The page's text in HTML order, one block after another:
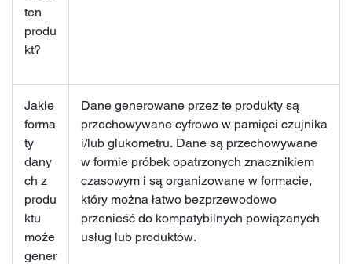
ten
produ
kt?
Jakie
forma
ty
dany
ch z
produ
ktu
może
gener
Dane generowane przez te produkty są
przechowywane cyfrowo w pamięci czujnika
i/lub glukometru. Dane są przechowywane
w formie próbek opatrzonych znacznikiem
czasowym i są organizowane w formacie,
który można łatwo bezprzewodowo
przenieść do kompatybilnych powiązanych
usług lub produktów.